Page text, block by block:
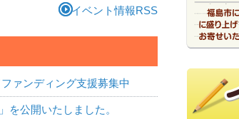
イベント情報RSS
ァンディング支援募集中
を公開いたしました。